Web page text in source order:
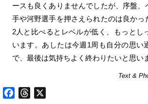
ースも良くありませんでしたが、序盤、
手や河野選手を押さえられたのは良かっ
2人と比べるとレベルが低く、もっとし
います。あしたは今週1周も自分の思い
で、最後は気持ちよく終わりたいと思い
Text &
FacebookThreads